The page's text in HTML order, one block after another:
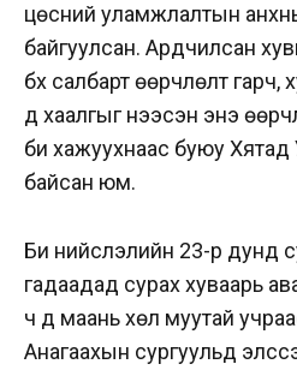
цөсний уламжлалтын
байгуулсан. Ардчилсан
бүх салбарт өөрчлөлт
үүд хаалгыг нээсэн энэ
би хажуухнаас буюу
байсан юм.
Би нийслэлийн 23-р дунд
гадаадад сурах хуваарь
ч дүү маань хөл муутай
Анагаахын сургуульд